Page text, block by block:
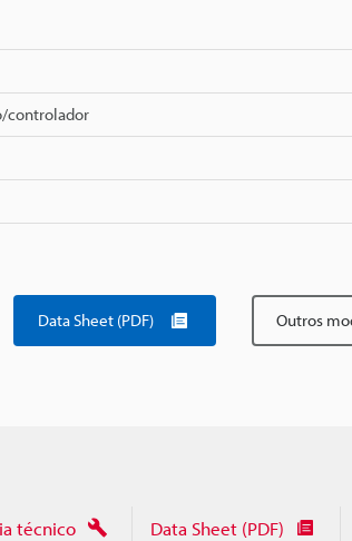
controlador
Data Sheet (PDF) Outros
técnico Data Sheet (PDF)